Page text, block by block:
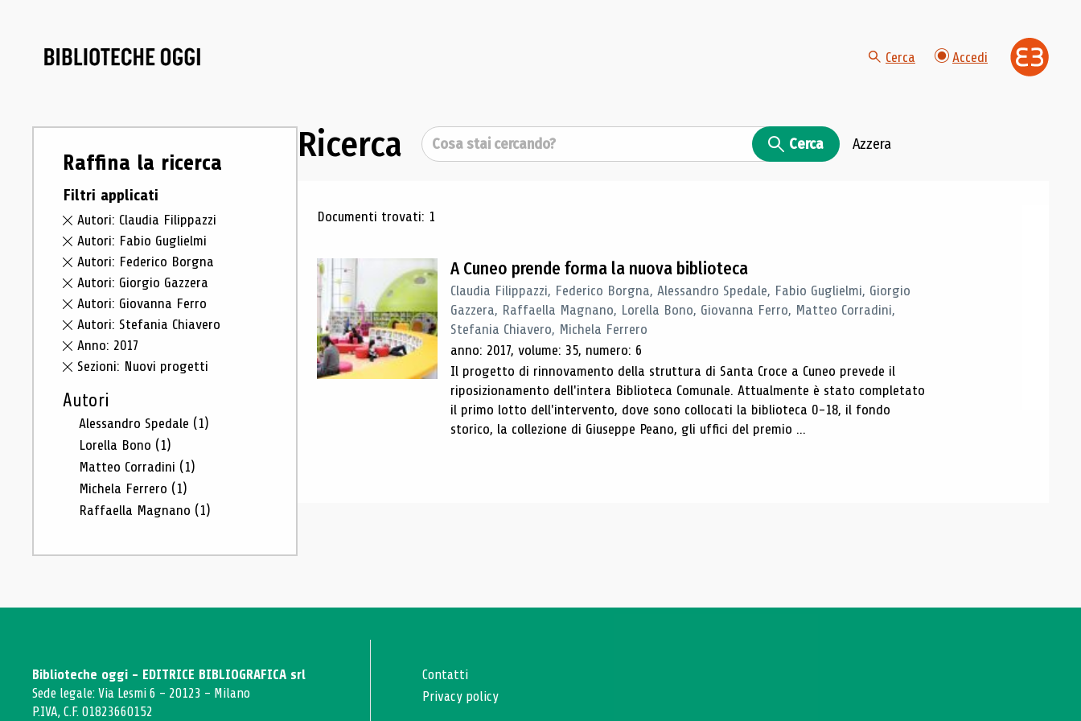
Cerca Accedi
Raffina la ricerca
Filtri applicati
Autori: Claudia Filippazzi
Autori: Fabio Guglielmi
Autori: Federico Borgna
Autori: Giorgio Gazzera
Autori: Giovanna Ferro
Autori: Stefania Chiavero
Anno: 2017
Sezioni: Nuovi progetti
Autori
Alessandro Spedale (1)
Lorella Bono (1)
Matteo Corradini (1)
Michela Ferrero (1)
Raffaella Magnano (1)
Ricerca Cerca Cerca Azzera
Risultati di ricerca
Documenti trovati: 1
A Cuneo prende forma la nuova biblioteca
Claudia Filippazzi, Federico Borgna, Alessandro Spedale, Fabio Guglielmi, Giorgio
Gazzera, Raffaella Magnano, Lorella Bono, Giovanna Ferro, Matteo Corradini,
Stefania Chiavero, Michela Ferrero
anno: 2017, volume: 35, numero: 6
Il progetto di rinnovamento della struttura di Santa Croce a Cuneo prevede il
riposizionamento dell'intera Biblioteca Comunale. Attualmente è stato completato
il primo lotto dell'intervento, dove sono collocati la biblioteca 0-18, il fondo
storico, la collezione di Giuseppe Peano, gli uffici del premio ...
Biblioteche oggi - EDITRICE BIBLIOGRAFICA srl
Sede legale: Via Lesmi 6 - 20123 - Milano
P.IVA, C.F. 01823660152
Contatti
Privacy policy